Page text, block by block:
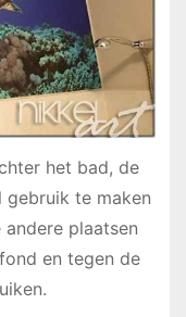
het bad, de
gebruik te maken
plaatsen
en tegen de